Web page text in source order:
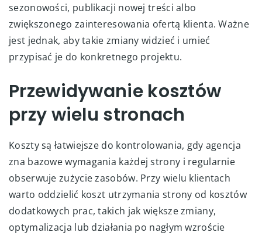
sezonowości, publikacji nowej treści albo
zwiększonego zainteresowania ofertą klienta. Ważne
jest jednak, aby takie zmiany widzieć i umieć
przypisać je do konkretnego projektu.
Przewidywanie kosztów
przy wielu stronach
Koszty są łatwiejsze do kontrolowania, gdy agencja
zna bazowe wymagania każdej strony i regularnie
obserwuje zużycie zasobów. Przy wielu klientach
warto oddzielić koszt utrzymania strony od kosztów
dodatkowych prac, takich jak większe zmiany,
optymalizacja lub działania po nagłym wzroście